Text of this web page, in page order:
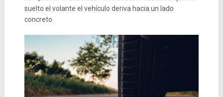
suelto el volante el vehículo deriva hacia un lado
concreto.